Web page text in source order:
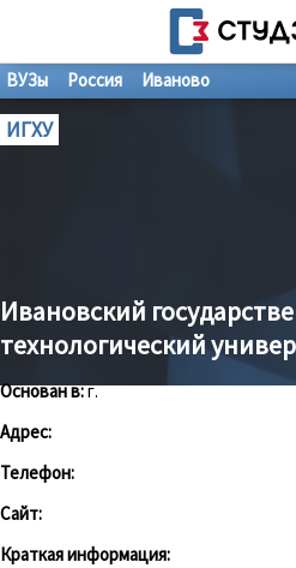
ВУЗы Россия Иваново
ИГХУ
Ивановский
технологический
Основан в:г.
Адрес:
Телефон:
Сайт:
Краткая информация: